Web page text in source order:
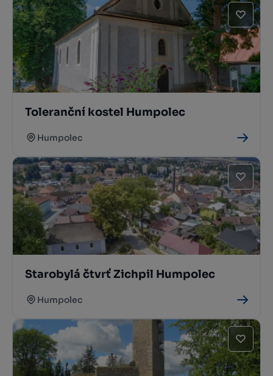
Toleranční kostel Humpolec
Humpolec
Starobylá čtvrť Zichpil Humpolec
Humpolec